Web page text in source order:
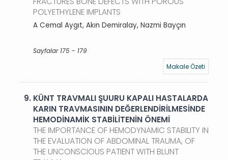
POLYETHYLENE IMPLANTS
A Cemal Aygıt, Akın Demiralay, Nazmi Bayçın
Sayfalar 175 - 179
Makale Özeti
9. KÜNT TRAVMALI ŞUURU KAPALI HASTALARDA
KARIN TRAVMASININ DEĞERLENDİRİLMESİNDE
HEMODİNAMİK STABİLİTENİN ÖNEMİ
THE IMPORTANCE OF HEMODYNAMIC STABILITY IN
THE EVALUATION OF ABDOMINAL TRAUMA, OF
THE UNCONSCIOUS PATIENT WITH BLUNT